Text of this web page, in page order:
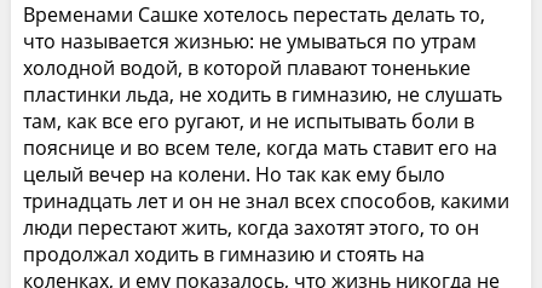
Временами Сашке хотелось перестать делать то,
что называется жизнью: не умываться по утрам
холодной водой, в которой плавают тоненькие
пластинки льда, не ходить в гимназию, не слушать
там, как все его ругают, и не испытывать боли в
пояснице и во всем теле, когда мать ставит его на
целый вечер на колени. Но так как ему было
тринадцать лет и он не знал всех способов, какими
люди перестают жить, когда захотят этого, то он
продолжал ходить в гимназию и стоять на
коленках, и ему показалось, что жизнь никогда не